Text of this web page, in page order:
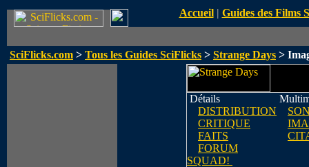
Accueil| Guides des Films
SciFlicks.com > Tous les Guides SciFlicks > Strange Days >
Détails
DISTRIBUTION
CRITIQUE
FAITS
FORUM
SQUAD!